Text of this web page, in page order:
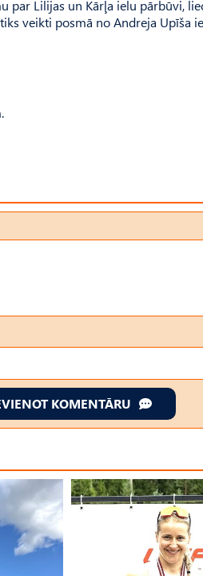
par Lilijas un Kārļa ielu pārbūvi,
veikti posmā no Andreja Upīša
KOMENTĀRU